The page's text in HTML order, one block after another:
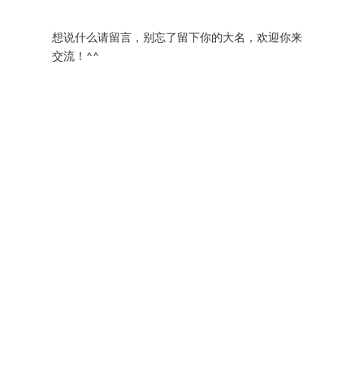
想说什么请留言，别忘了留下你的大名，欢迎你来
交流！^^